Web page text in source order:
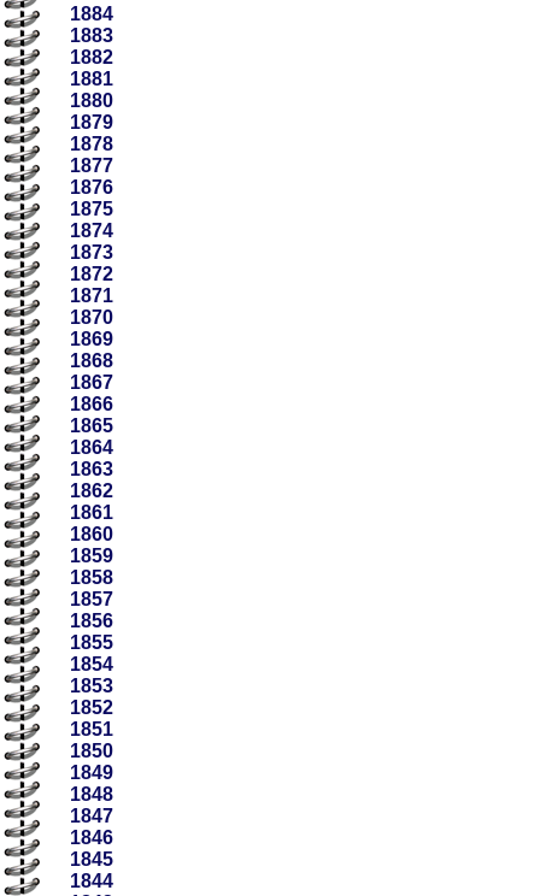
1884
1883
1882
1881
1880
1879
1878
1877
1876
1875
1874
1873
1872
1871
1870
1869
1868
1867
1866
1865
1864
1863
1862
1861
1860
1859
1858
1857
1856
1855
1854
1853
1852
1851
1850
1849
1848
1847
1846
1845
1844